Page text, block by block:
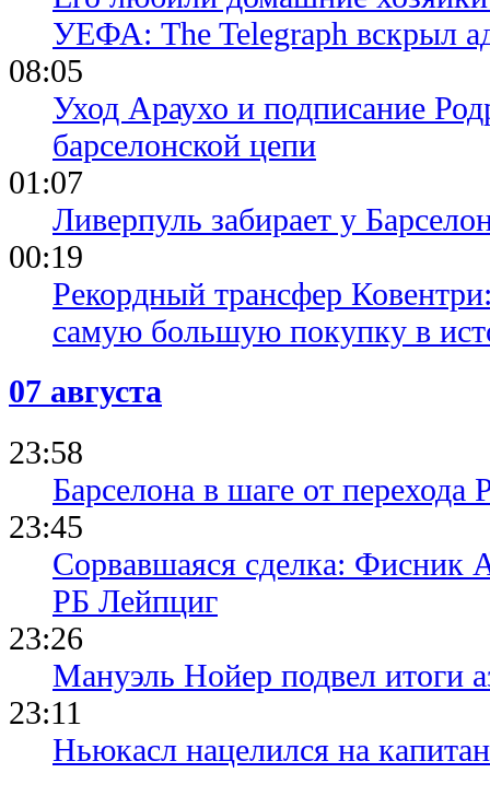
УЕФА: The Telegraph вскрыл
08:05
Уход Араухо и подписание
барселонской цепи
01:07
Ливерпуль забирает у
00:19
Рекордный трансфер
самую большую покупку в
07 августа
23:58
Барселона в шаге от перехода
23:45
Сорвавшаяся сделка: Фисник
РБ Лейпциг
23:26
Мануэль Нойер подвел итоги
23:11
Ньюкасл нацелился на